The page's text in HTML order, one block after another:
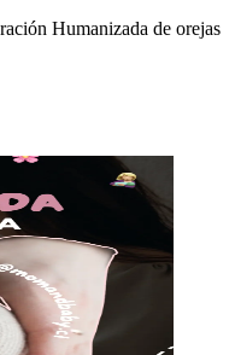
Humanizada de orejas